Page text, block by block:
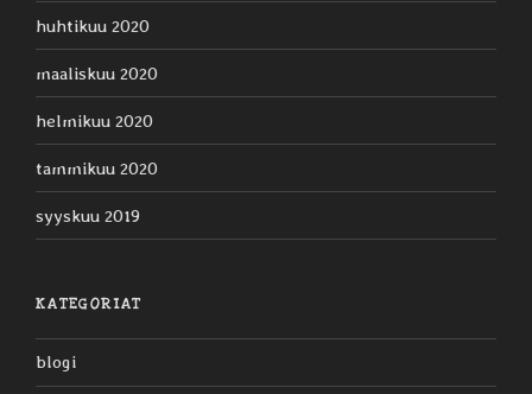
huhtikuu 2020
maaliskuu 2020
helmikuu 2020
tammikuu 2020
syyskuu 2019
KATEGORIAT
blogi